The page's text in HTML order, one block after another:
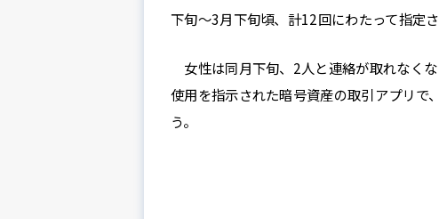
下旬～3月下旬頃、計12回にわたって指定
女性は同月下旬、2人と連絡が取れなく
使用を指示された暗号資産の取引アプリで
う。